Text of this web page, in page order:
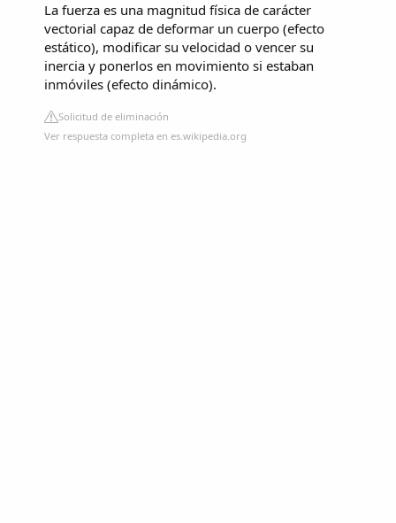
La fuerza es una magnitud física de carácter
vectorial capaz de deformar un cuerpo (efecto
estático), modificar su velocidad o vencer su
inercia y ponerlos en movimiento si estaban
inmóviles (efecto dinámico).
Solicitud de eliminación
Ver respuesta completa en es.wikipedia.org